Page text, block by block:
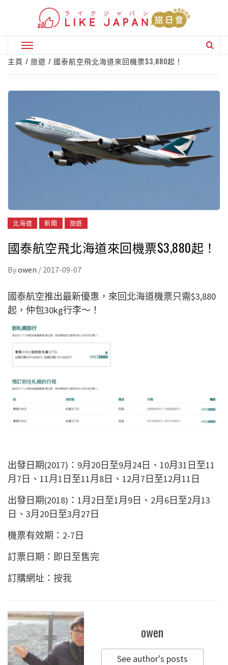
Primary
Menu
主頁 旅遊 國泰航空飛北海道來回機票$3,880起！
北海道 新聞 旅遊
國泰航空飛北海道來回機票$3,880起！
Byowen / 2017-09-07
國泰航空推出最新優惠，來回北海道機票只需$3,880
起，仲包30kg行李～！
出發日期(2017)：9月20日至9月24日、10月31日至11
月7日、11月1日至11月8日、12月7日至12月11日
出發日期(2018)：1月2日至1月9日、2月6日至2月13
日、3月20日至3月27日
機票有效期：2-7日
訂票日期：即日至售完
訂購網址： 按我
owen
See author's posts